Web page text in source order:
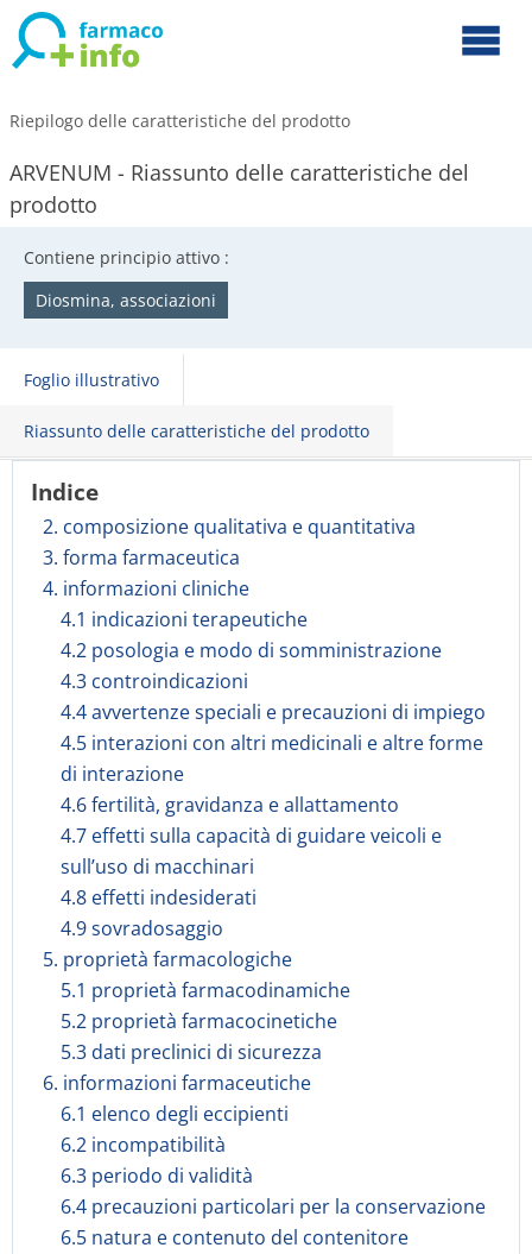
Riepilogo delle caratteristiche del prodotto
ARVENUM - Riassunto delle caratteristiche del
prodotto
Contiene principio attivo :
Diosmina, associazioni
Foglio illustrativo
Riassunto delle caratteristiche del prodotto
Indice
2. composizione qualitativa e quantitativa
3. forma farmaceutica
4. informazioni cliniche
4.1 indicazioni terapeutiche
4.2 posologia e modo di somministrazione
4.3 controindicazioni
4.4 avvertenze speciali e precauzioni di impiego
4.5 interazioni con altri medicinali e altre forme
di interazione
4.6 fertilità, gravidanza e allattamento
4.7 effetti sulla capacità di guidare veicoli e
sull’uso di macchinari
4.8 effetti indesiderati
4.9 sovradosaggio
5. proprietà farmacologiche
5.1 proprietà farmacodinamiche
5.2 proprietà farmacocinetiche
5.3 dati preclinici di sicurezza
6. informazioni farmaceutiche
6.1 elenco degli eccipienti
6.2 incompatibilità
6.3 periodo di validità
6.4 precauzioni particolari per la conservazione
6.5 natura e contenuto del contenitore